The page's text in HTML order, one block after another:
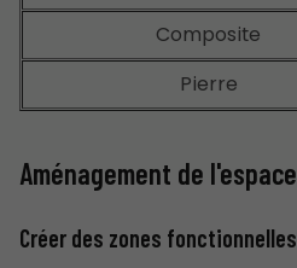
Composite
Pierre
Aménagement de l'espace
Créer des zones fonctionnelles